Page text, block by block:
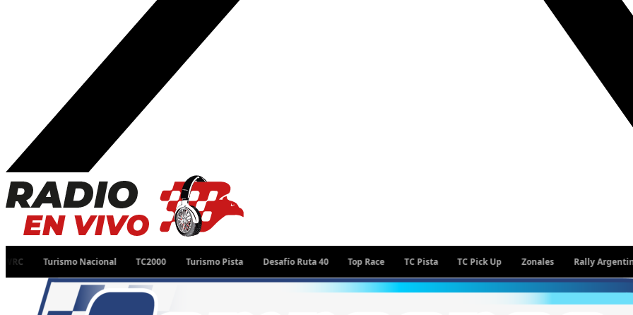
Turismo Nacional TC2000 Turismo Pista Desafío Ruta 40 Top Race TC Pista TC Pick Up Zonales Rally Argentino